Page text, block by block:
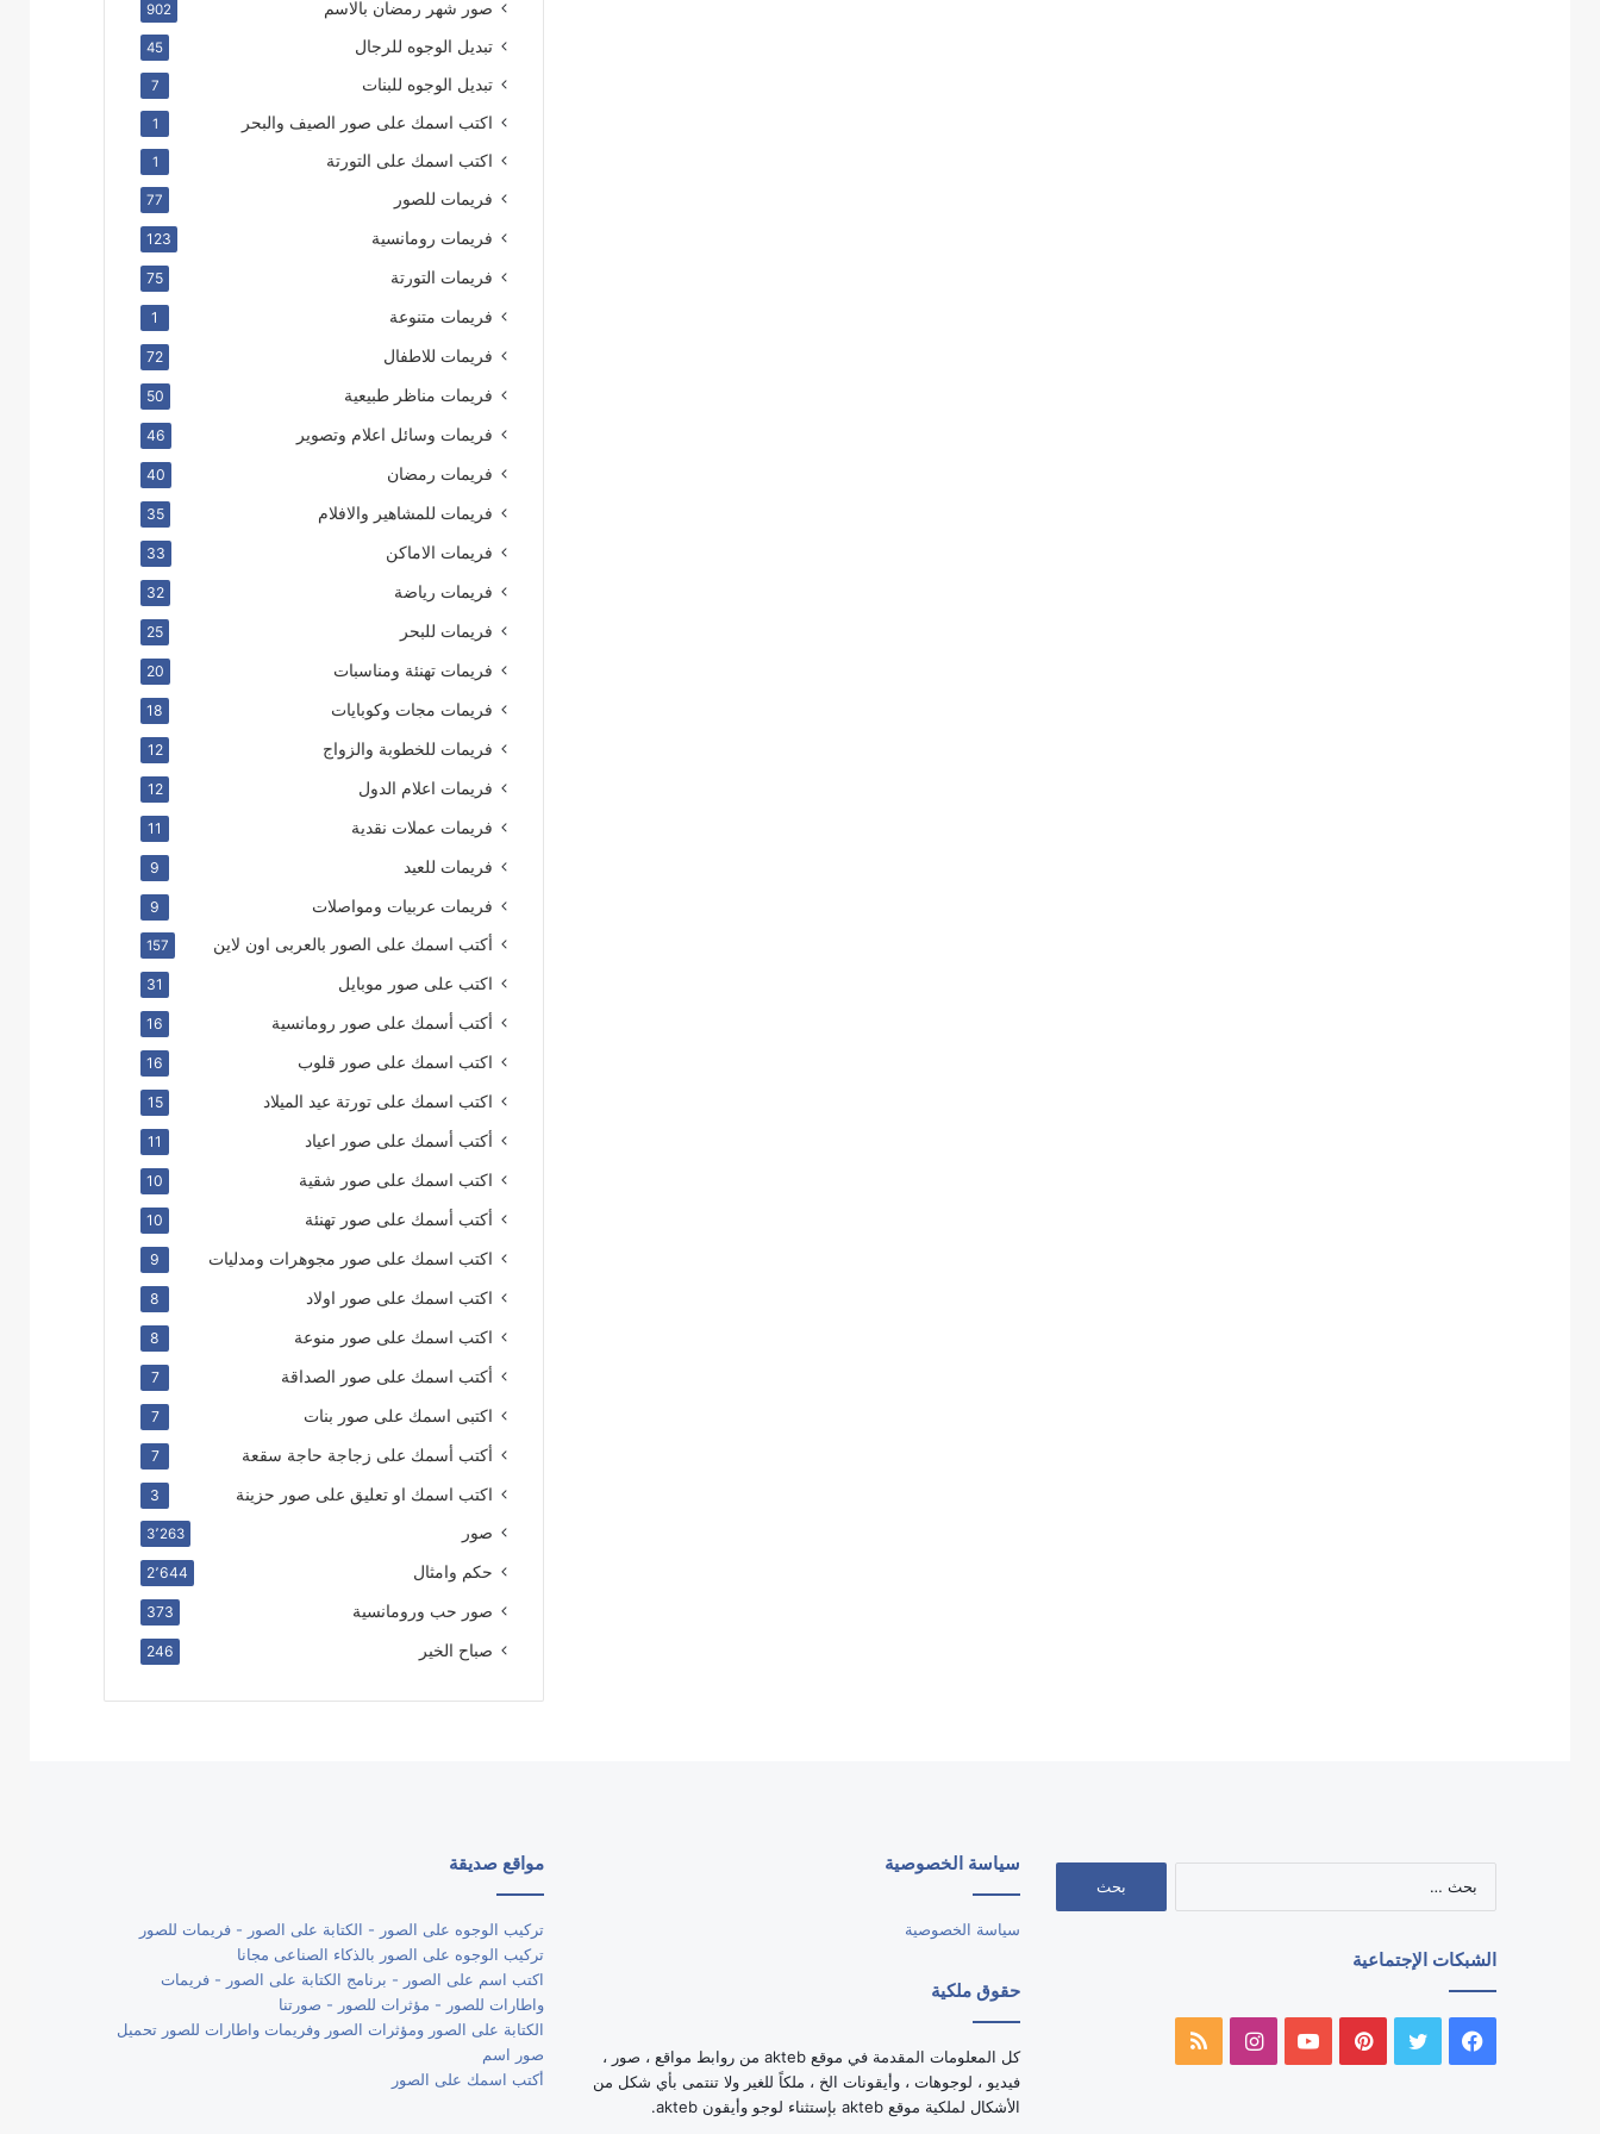
صور شهر رمضان بالاسم 902
تبديل الوجوه للرجال 45
تبديل الوجوه للبنات 7
اكتب اسمك على صور الصيف والبحر 1
اكتب اسمك على التورتة 1
فريمات للصور 77
فريمات رومانسية 123
فريمات التورتة 75
فريمات متنوعة 1
فريمات للاطفال 72
فريمات مناظر طبيعية 50
فريمات وسائل اعلام وتصوير 46
فريمات رمضان 40
فريمات للمشاهير والافلام 35
فريمات الاماكن 33
فريمات رياضة 32
فريمات للبحر 25
فريمات تهنئة ومناسبات 20
فريمات مجات وكوبايات 18
فريمات للخطوبة والزواج 12
فريمات اعلام الدول 12
فريمات عملات نقدية 11
فريمات للعيد 9
فريمات عربيات ومواصلات 9
أكتب اسمك على الصور بالعربى اون لاين 157
اكتب على صور موبايل 31
أكتب أسمك على صور رومانسية 16
اكتب اسمك على صور قلوب 16
اكتب اسمك على تورتة عيد الميلاد 15
أكتب أسمك على صور اعياد 11
اكتب اسمك على صور شقية 10
أكتب أسمك على صور تهنئة 10
اكتب اسمك على صور مجوهرات ومدليات 9
اكتب اسمك على صور اولاد 8
اكتب اسمك على صور منوعة 8
أكتب اسمك على صور الصداقة 7
اكتبى اسمك على صور بنات 7
أكتب أسمك على زجاجة حاجة سقعة 7
اكتب اسمك او تعليق على صور حزينة 3
صور 3٬263
حكم وامثال 2٬644
صور حب ورومانسية 373
صباح الخير 246
الشبكات الإجتماعية
فيسبوك تويتر بينتيريستيوتيوبانستقرامملخص
سياسة الخصوصية
سياسة الخصوصية
حقوق ملكية
كل المعلومات المقدمة في موقع akteb من روابط مواقع ، صور ،
فيديو ، لوجوهات ، وأيقونات الخ ، ملكاً للغير ولا تنتمى بأي شكل من
الأشكال لملكية موقع akteb بإستثناء لوجو وأيقون akteb.
مواقع صديقة
تركيب الوجوه على الصور - الكتابة على الصور - فريمات للصور
تركيب الوجوه على الصور بالذكاء الصناعى مجانا
اكتب اسم على الصور - برنامج الكتابة على الصور - فريمات
واطارات للصور - مؤثرات للصور - صورتنا
الكتابة على الصور ومؤثرات الصور وفريمات واطارات للصور تحميل
صور اسم
أكتب اسمك على الصور